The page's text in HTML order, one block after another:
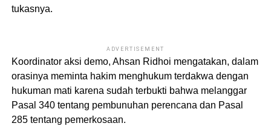
tukasnya.
ADVERTISEMENT
Koordinator aksi demo, Ahsan Ridhoi mengatakan, dalam
orasinya meminta hakim menghukum terdakwa dengan
hukuman mati karena sudah terbukti bahwa melanggar
Pasal 340 tentang pembunuhan perencana dan Pasal
285 tentang pemerkosaan.